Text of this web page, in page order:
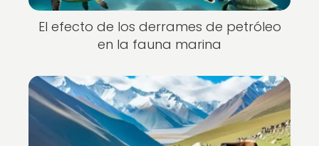
El efecto de los derrames de petróleo
en la fauna marina